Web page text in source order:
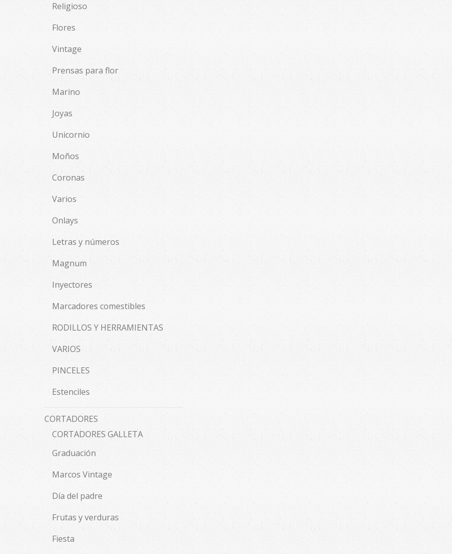
Religioso
Flores
Vintage
Prensas para flor
Marino
Joyas
Unicornio
Moños
Coronas
Varios
Onlays
Letras y números
Magnum
Inyectores
Marcadores comestibles
RODILLOS Y HERRAMIENTAS
VARIOS
PINCELES
Estenciles
CORTADORES
CORTADORES GALLETA
Graduación
Marcos Vintage
Día del padre
Frutas y verduras
Fiesta